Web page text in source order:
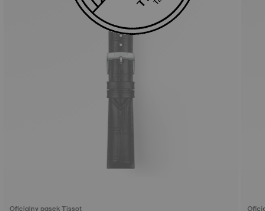
Oficjalny pasek Tissot